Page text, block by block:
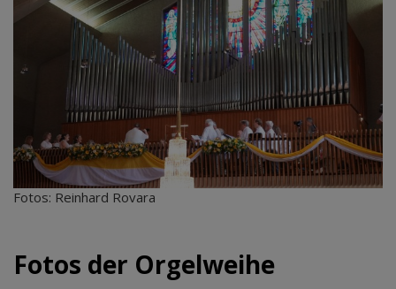
Fotos: Reinhard Rovara
Fotos der Orgelweihe